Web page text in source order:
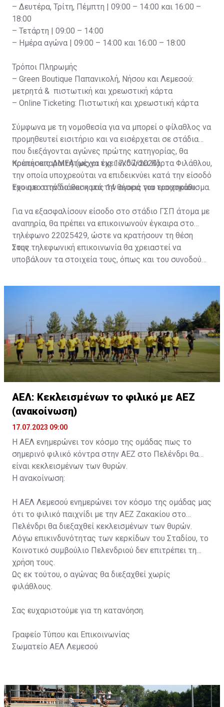
– Δευτέρα, Τρίτη, Πέμπτη | 09:00 – 14:00 και 16:00 –
18:00
– Τετάρτη | 09:00 – 14:00
– Ημέρα αγώνα | 09:00 – 14:00 και 16:00 – 18:00
Τρόποι Πληρωμής
– Green Boutique Παπανικολή, Νήσου και Λεμεσού:
μετρητά & πιστωτική και χρεωστική κάρτα
– Online Ticketing: Πιστωτική και χρεωστική κάρτα
Σύμφωνα με τη νομοθεσία για να μπορεί ο φίλαθλος να
προμηθευτεί εισιτήριο και να εισέρχεται σε στάδια
που διεξάγονται αγώνες πρώτης κατηγορίας, θα
πρέπει απαραιτήτως να έχει εκδώσει Κάρτα Φιλάθλου,
την οποία υποχρεούται να επιδεικνύει κατά την είσοδό
του στο στάδιο και κατά την αγορά του εισιτηρίου.
Κρατήσεις ΑΜΕΑ (μέχρι τις 17/07/2023)
Έχουμε στην διάθεση μας 14 θέσεις για τροχοκάθισμα.
Για να εξασφαλίσουν είσοδο στο στάδιο ΓΣΠ άτομα με
αναπηρία, θα πρέπει να επικοινωνούν έγκαιρα στο
τηλέφωνο 22025429, ώστε να κρατήσουν τη θέση
τους.
Στην τηλεφωνική επικοινωνία θα χρειαστεί να
υποβάλουν τα στοιχεία τους, όπως και του συνοδού
ΑΕΛ: Κεκλεισμένων το φιλικό με ΑΕΖ
(ανακοίνωση)
17.07.2023 09:00
Η ΑΕΛ ενημερώνει τον κόσμο της ομάδας πως το
σημερινό φιλικό κόντρα στην ΑΕΖ στο Πελένδρι θα
είναι κεκλεισμένων των θυρών.
Η ανακοίνωση:
Η ΑΕΛ Λεμεσού ενημερώνει τον κόσμο της ομάδας μας
ότι το φιλικό παιχνίδι με την ΑΕΖ Ζακακίου στο
Πελένδρι θα διεξαχθεί κεκλεισμένων των θυρών.
Λόγω επικινδυνότητας των κερκίδων του Σταδίου, το
Κοινοτικό συμβούλιο Πελενδριού δεν επιτρέπει τη
χρήση τους.
Ως εκ τούτου, ο αγώνας θα διεξαχθεί χωρίς
φιλάθλους.
Σας ευχαριστούμε για τη κατανόηση.
Γραφείο Τύπου και Επικοινωνίας
Σωματείο ΑΕΛ Λεμεσού